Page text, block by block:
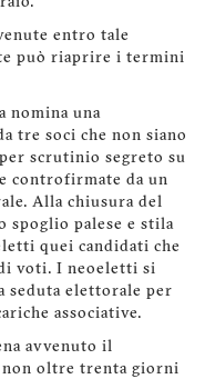
entro tale
può riaprire i termini
nomina una
tre soci che non siano
scrutinio segreto su
controfirmate da un
Alla chiusura del
spoglio palese e stila
quei candidati che
voti. I neoeletti si
seduta elettorale per
associative.
avvenuto il
non oltre trenta giorni